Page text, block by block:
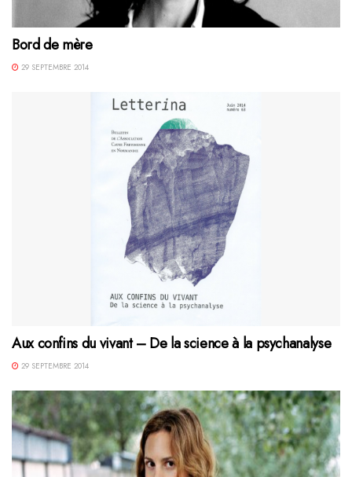
Bord de mère
29 SEPTEMBRE 2014
Aux confins du vivant – De la science à la psychanalyse
29 SEPTEMBRE 2014